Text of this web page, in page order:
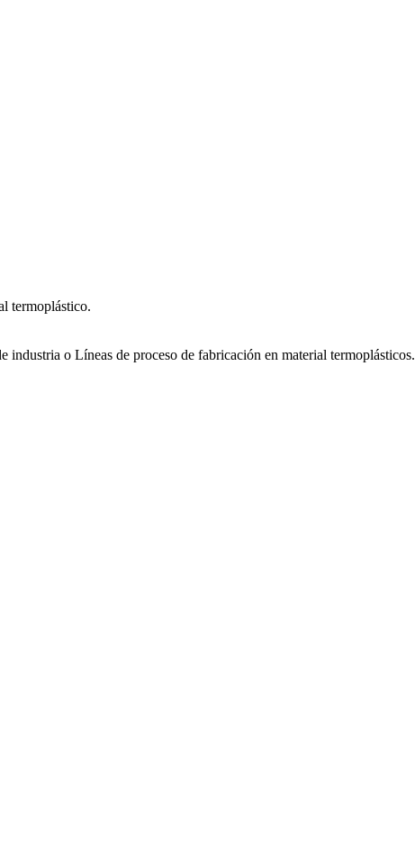
termoplástico.
industria o Líneas de proceso de fabricación en material termoplásticos.